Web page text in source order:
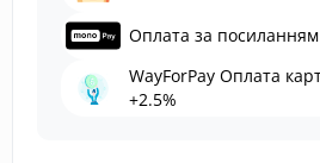
Оплата за
WayForPay Оплата
+2.5%